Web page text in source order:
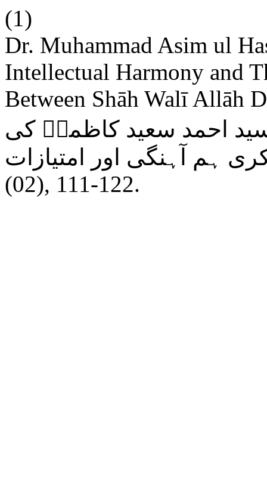
(1)
Dr. Muhammad Asim ul
Intellectual Harmony and
Between Shāh Walī Allāh
سید احمد سعید کاظمیؒ کی
(02), 111-122.